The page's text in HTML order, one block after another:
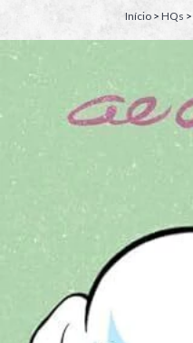
Início > HQs >